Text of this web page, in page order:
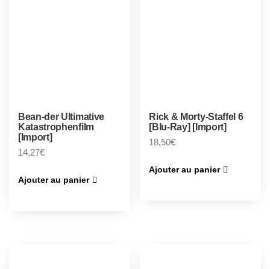
Bean-der Ultimative
Katastrophenfilm
[Import]
14,27€
Ajouter au panier
Rick & Morty-Staffel 6
[Blu-Ray] [Import]
18,50€
Ajouter au panier